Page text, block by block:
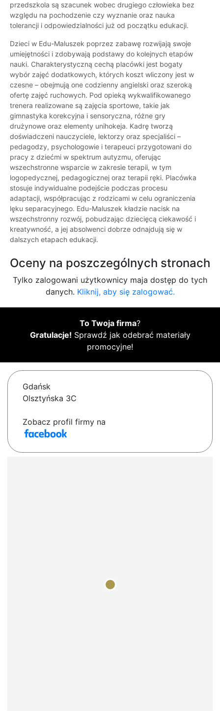
przedszkola są szacunek wobec drugiego człowieka bez
względu na pochodzenie czy wyznanie oraz nauka
tolerancji i odpowiedzialności już od początku edukacji.
Dzieci w Edu-Maluszek poprzez zabawę rozwijają swoje
umiejętności i zdobywają podstawy do kolejnych etapów
nauki. Charakterystyczną cechą placówki jest bogaty
wybór zajęć dodatkowych, których koszt wliczony jest w
czesne – obejmują one codzienny angielski oraz szeroką
ofertę zajęć ruchowych. Pod opieką wykwalifikowanego
trenera realizowane są zajęcia sportowe, takie jak
gimnastyka korekcyjna i sensoryczna, różne gry
drużynowe oraz elementy unihokeja. Kadrę tworzą
doświadczeni nauczyciele, lektorzy oraz specjaliści –
pedagodzy, psychologowie i terapeuci przygotowani do
pracy z dziećmi w spektrum autyzmu, oferując
wszechstronne wsparcie w zakresie terapii, w tym
logopedycznej, pedagogicznej oraz terapii ręki. Placówka
stosuje indywidualne podejście podczas procesu
adaptacji, współpracując z rodzicami w celu ograniczenia
lęku separacyjnego. Edu-Maluszek kładzie nacisk na
wszechstronny rozwój, pobudzając dziecięcą ciekawość i
kreatywność, a jej absolwenci dobrze odnajdują się w
dalszych etapach edukacji.
Oceny na poszczególnych stronach
Tylko zalogowani użytkownicy maja dostęp do tych
danych. Kliknij, aby się zalogować.
To Twoja firma?
Gratulacje! Sprawdź jak odebrać materiały
promocyjne!
Gdańsk
Olsztyńska 3C
Zobacz profil firmy na